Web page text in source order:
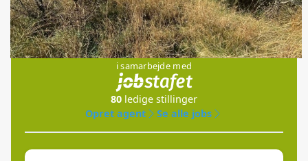
Jobs
i samarbejde med
80 ledige stillinger
Opret agent
Se alle jobs